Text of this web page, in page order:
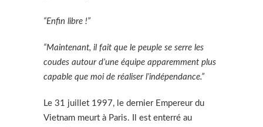
“Enfin libre !”
“Maintenant, il fait que le peuple se serre les
coudes autour d’une équipe apparemment plus
capable que moi de réaliser l’indépendance.”
Le 31 juillet 1997, le dernier Empereur du
Vietnam meurt à Paris. Il est enterré au